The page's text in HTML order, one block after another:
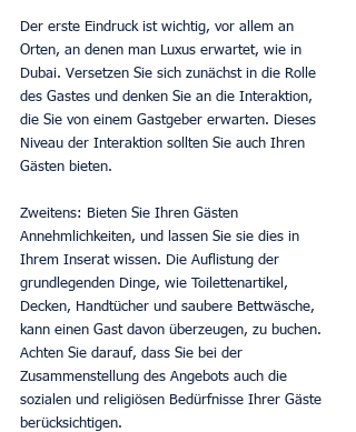
Der erste Eindruck ist wichtig, vor allem an
Orten, an denen man Luxus erwartet, wie in
Dubai. Versetzen Sie sich zunächst in die Rolle
des Gastes und denken Sie an die Interaktion,
die Sie von einem Gastgeber erwarten. Dieses
Niveau der Interaktion sollten Sie auch Ihren
Gästen bieten.
Zweitens: Bieten Sie Ihren Gästen
Annehmlichkeiten, und lassen Sie sie dies in
Ihrem Inserat wissen. Die Auflistung der
grundlegenden Dinge, wie Toilettenartikel,
Decken, Handtücher und saubere Bettwäsche,
kann einen Gast davon überzeugen, zu buchen.
Achten Sie darauf, dass Sie bei der
Zusammenstellung des Angebots auch die
sozialen und religiösen Bedürfnisse Ihrer Gäste
berücksichtigen.